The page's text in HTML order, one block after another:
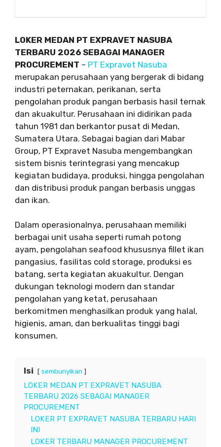
LOKER MEDAN PT EXPRAVET NASUBA
TERBARU 2026 SEBAGAI MANAGER
PROCUREMENT – PT Expravet Nasuba
merupakan perusahaan yang bergerak di bidang
industri peternakan, perikanan, serta
pengolahan produk pangan berbasis hasil ternak
dan akuakultur. Perusahaan ini didirikan pada
tahun 1981 dan berkantor pusat di Medan,
Sumatera Utara. Sebagai bagian dari Mabar
Group, PT Expravet Nasuba mengembangkan
sistem bisnis terintegrasi yang mencakup
kegiatan budidaya, produksi, hingga pengolahan
dan distribusi produk pangan berbasis unggas
dan ikan.
Dalam operasionalnya, perusahaan memiliki
berbagai unit usaha seperti rumah potong
ayam, pengolahan seafood khususnya fillet ikan
pangasius, fasilitas cold storage, produksi es
batang, serta kegiatan akuakultur. Dengan
dukungan teknologi modern dan standar
pengolahan yang ketat, perusahaan
berkomitmen menghasilkan produk yang halal,
higienis, aman, dan berkualitas tinggi bagi
konsumen.
Isi sembunyikan
LOKER MEDAN PT EXPRAVET NASUBA
TERBARU 2026 SEBAGAI MANAGER
PROCUREMENT
LOKER PT EXPRAVET NASUBA TERBARU HARI
INI
LOKER TERBARU MANAGER PROCUREMENT